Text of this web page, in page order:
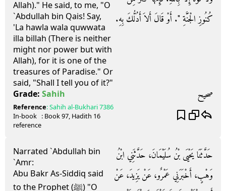
Allah)." He said, to me, "O
`Abdullah bin Qais! Say,
'La hawla wala quwwata
illa billah (There is neither
might nor power but with
Allah), for it is one of the
treasures of Paradise." Or
said, "Shall I tell you of it?"
كُنُوزِ الْجَنَّةِ ‏"‏‏.‏ أَوْ قَالَ أَلاَ أَدُلُّكَ بِهِ‏.‏
Grade: Sahih صحيح
Reference:Sahih al-Bukhari7386
In-book
reference
: Book97, Hadith 16
Narrated `Abdullah bin
`Amr:
Abu Bakr As-Siddiq said
to the Prophet (ﷺ) "O
حَدَّثَنَا يَحْيَى بْنُ سُلَيْمَانَ، حَدَّثَنِي ابْنُ
وَهْبٍ، أَخْبَرَنِي عَمْرٌو، عَنْ يَزِيدَ، عَنْ